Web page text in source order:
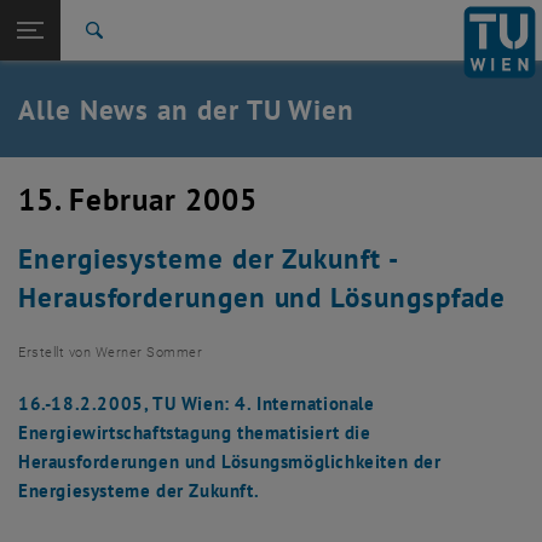
TU Login
Quicklinks
Quicklinks-Menü umschalten
Studium
Karriere
Zurück: Subseiten von TU Wien Startseite auflisten
Zurück zur letzten Ebene:
TU Wien Startseite
Übersicht
Alle News an der TU Wien
15. Februar 2005
Energiesysteme der Zukunft -
Herausforderungen und Lösungspfade
Erstellt von Werner Sommer
16.-18.2.2005, TU Wien: 4. Internationale
Energiewirtschaftstagung thematisiert die
Herausforderungen und Lösungsmöglichkeiten der
Energiesysteme der Zukunft.